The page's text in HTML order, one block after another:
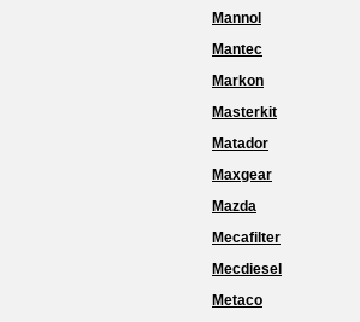
Mannol
Mantec
Markon
Masterkit
Matador
Maxgear
Mazda
Mecafilter
Mecdiesel
Metaco